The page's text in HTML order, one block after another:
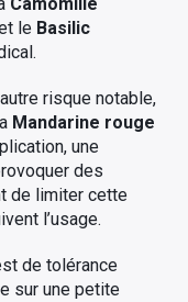
le Basilic
risque notable,
Mandarine rouge
une
des
de limiter cette
l’usage.
de tolérance
sur une petite